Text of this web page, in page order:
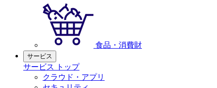
食品・消費財
サービス
サービス トップ
クラウド・アプリ